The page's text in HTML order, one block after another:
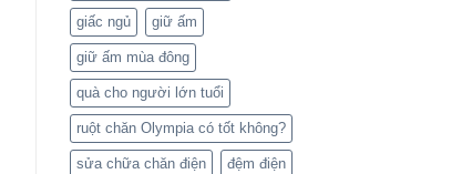
giấc ngủ giữ ấm
giữ ấm mùa đông
quà cho người lớn tuổi
ruột chăn Olympia có tốt không?
sửa chữa chăn điện đệm điện